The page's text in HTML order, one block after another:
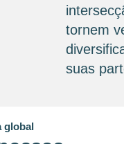
tornem
suas
global